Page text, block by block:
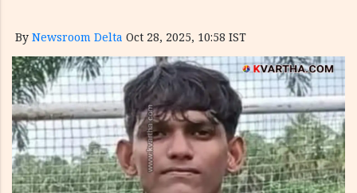
By Newsroom Delta Oct 28, 2025, 10:58 IST